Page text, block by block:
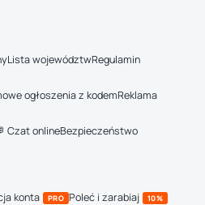
Lista województwRegulamin
ogłoszenia z kodemReklama
Czat onlineBezpieczeństwo
konta PRO Poleć i zarabiaj 10%